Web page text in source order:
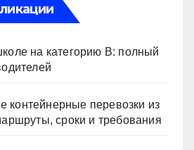
на категорию В: полный
контейнерные перевозки из
сроки и требования